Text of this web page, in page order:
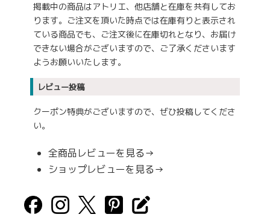
掲載中の商品はアトリエ、他店舗と在庫を共有してお
ります。ご注文を頂いた時点では在庫有りと表示され
ている商品でも、ご注文後に在庫切れとなり、お届け
できない場合がございますので、ご了承くださいます
ようお願いいたします。
レビュー投稿
クーポン特典がございますので、ぜひ投稿してくださ
い。
全商品レビューを見る→
ショップレビューを見る→